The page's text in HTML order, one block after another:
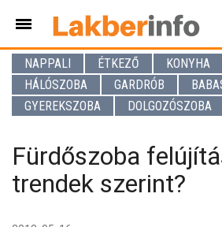
NAPPALI ÉTKEZŐ KONYHA
HÁLÓSZOBA
GARDRÓB
GYEREKSZOBA
DOLGOZÓSZOBA
Fürdőszoba
trendek szerint?